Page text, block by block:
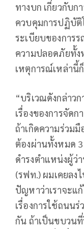
ทางบก เกี่ยวกับก
ควบคุมการปฏิบัติ
ระเบียบของการ
ความปลอดภัยทั้
เหตุการณ์เหล่านี้
“บริเวณดังกล่าว
เรื่องของการจัด
ถ้าเกิดความร่วม
ต้องผ่านทั้งหมด
ดำรงตำแหน่งผู้ว่
(รฟท.) ผมเคยลง
ปัญหาว่าเราจะแ
เรื่องการใช้ถนนร่
กัน ถ้าเป็นขบวน